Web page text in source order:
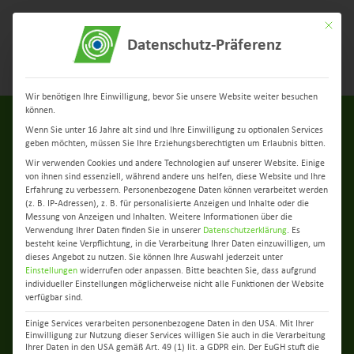
Menü
zurück zur Übersicht
Neue Partnerschaft für
Cybersicherheit – Ein sicherer
Hafen in der digitalen
Mit
Datenschutz-Präferenz
Wir benötigen Ihre Einwilligung, bevor Sie unsere Website weiter besuchen
können.
Wenn Sie unter 16 Jahre alt sind und Ihre Einwilligung zu optionalen Services
geben möchten, müssen Sie Ihre Erziehungsberechtigten um Erlaubnis bitten.
Wir verwenden Cookies und andere Technologien auf unserer Website. Einige
von ihnen sind essenziell, während andere uns helfen, diese Website und Ihre
Erfahrung zu verbessern. Personenbezogene Daten können verarbeitet werden
(z. B. IP-Adressen), z. B. für personalisierte Anzeigen und Inhalte oder die
Messung von Anzeigen und Inhalten. Weitere Informationen über die
Verwendung Ihrer Daten finden Sie in unserer Datenschutzerklärung. Es
besteht keine Verpflichtung, in die Verarbeitung Ihrer Daten einzuwilligen, um
dieses Angebot zu nutzen. Sie können Ihre Auswahl jederzeit unter
Einstellungen widerrufen oder anpassen. Bitte beachten Sie, dass aufgrund
individueller Einstellungen möglicherweise nicht alle Funktionen der Website
verfügbar sind.
Einige Services verarbeiten personenbezogene Daten in den USA. Mit Ihrer
Einwilligung zur Nutzung dieser Services willigen Sie auch in die Verarbeitung
Ihrer Daten in den USA gemäß Art. 49 (1) lit. a GDPR ein. Der EuGH stuft die